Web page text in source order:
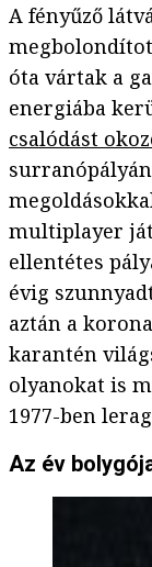
A fényűző
óta vártak a
energiába
csalódást
multiplayer
ellentétes
évig
aztán a
karantén
olyanokat is
1977-ben
Az év